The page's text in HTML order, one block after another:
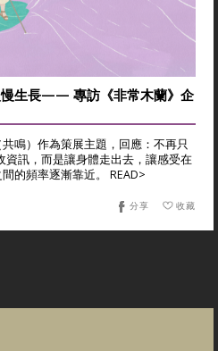
慢生長—— 專訪《非常木蘭》企
鳴）作為策展主題，回應：不再只
資訊，而是讓身體走出去，讓感受在
的頻率逐漸靠近。 READ>
收藏
分享